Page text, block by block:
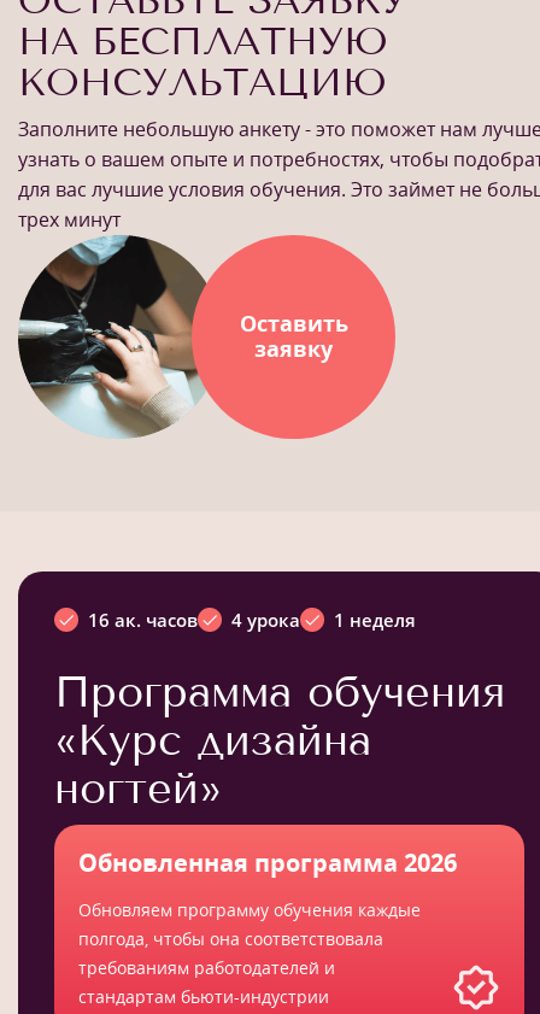
НА БЕСПЛАТНУЮ
КОНСУЛЬТАЦИЮ
Заполните небольшую анкету - это поможет нам
узнать о вашем опыте и потребностях, чтобы
для вас лучшие условия обучения. Это займет не
трех минут
Оставить
заявку
16 ак. часов 4 урока 1 неделя
Программа обучения
«Курс дизайна
ногтей»
Обновленная программа 2026
Обновляем программу обучения каждые
полгода, чтобы она соответствовала
требованиям работодателей и
стандартам бьюти-индустрии